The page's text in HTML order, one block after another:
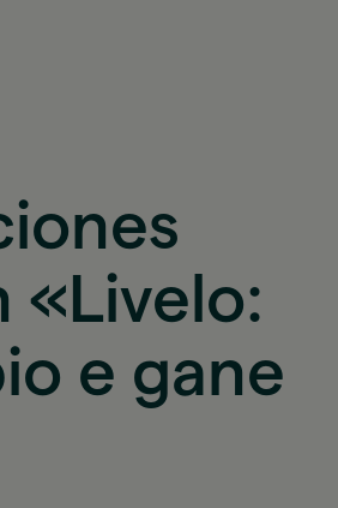
«Livelo:
e gane